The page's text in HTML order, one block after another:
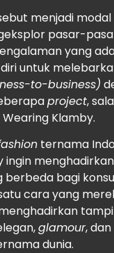
menjadi
pasar-
yang
untuk
to-business)
project,
Wearing Klamby.
ternama
ingin
berbeda bagi
cara yang
glamour,
dunia.